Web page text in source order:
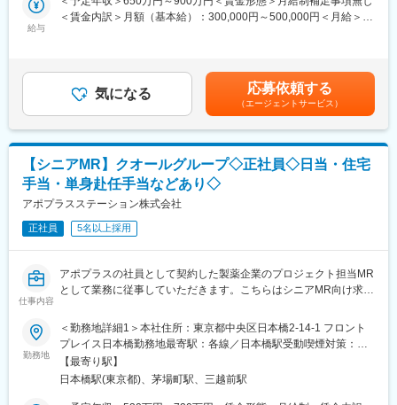
て、医師、薬剤師に課題解決するための医薬品情報を提供、副作
・ジェネリック医薬品のプロモーション
※1プロジェクトを約2年程度担当します。
※プロジェクトマネージャー、スーパーバイザー(SV)より、日々の
し、素早くフォローができる体制をとっています。
変更の範囲：会社の定める業務
お気軽にご応募くださいませ！
～の4枠にて実施
＼IQVIAでMRとして働く魅力／
（１）充実の待遇：同業他社の中でも平均給与の高さや非課税の
日当の支給の他、退職金や団体保険制度、単身赴任手当や月1回の
帰省交通費の支給など福利厚生が充実しており、長期就業される
社員が多いのも特徴です。
（２）豊富なキャリアップの機会があります： MRとして専門性
を磨き、管理職を目指していただく方も多くございますし、社内
公募制度も充実しておりますので、IQVIAが展開している他の事業
部への異動も可能です。
※病院の経営コンサル、医薬品メーカーのマーケティング支援、人
（３）手厚い研修体制でスキルアップができます：製品研修、ス
キル研修、学術研修と、国内最大手だからこそ仕事に必要な知識
やスキルをしっかりと身に付けられる研修制度があります。MRと
してのスキルのみならず、データ分析、マーケティングなど多角
給与
＜賃金内訳＞月額（基本給）：300,000円～500,000円＜月給＞
ジェクト稼働手当(35,000円)、外勤日当（1日1,500円／外勤3.5時
間以上）■変動賞与制（6月・12月・3月）※平均実績6ヶ月分■イン
センティブ：3月（対象者）賃金はあくまでも目安の金額であり、
選考を通じて上下する可能性があります。月給(月額)は固定手当を
含めた表記です。
気になる 応募依頼する
（エージェントサービス）
【シニアMR】クオールグループ◇正社員◇日当・住宅
手当・単身赴任手当などあり◇
アポプラスステーション株式会社
正社員 5名以上採用
仕事内容
アポプラスの社員として契約した製薬企業のプロジェクト担当MR
として業務に従事していただきます。こちらはシニアMR向け求人
当社は「ひとり一人の資質向上とありたい姿の実現を」という方
針を掲げ、育成プログラムの充実やMRのフォロー体制に力を入れ
ています。
■営業スタイル：担当エリアの医療機関（開業医、病院）を訪問し
て、医師、薬剤師に課題解決するための医薬品情報を提供、副作
勤務地
＜勤務地詳細1＞本社住所：東京都中央区日本橋2-14-1 フロント
プレイス日本橋勤務地最寄駅：各線／日本橋駅受動喫煙対策：敷
地内喫煙可能場所あり＜勤務地詳細2＞全国エリア住所：全国エリ
ア 受動喫煙対策：屋内全面禁煙変更の範囲：会社の定める事業所
【最寄り駅】
日本橋駅(東京都)、茅場町駅、三越前駅